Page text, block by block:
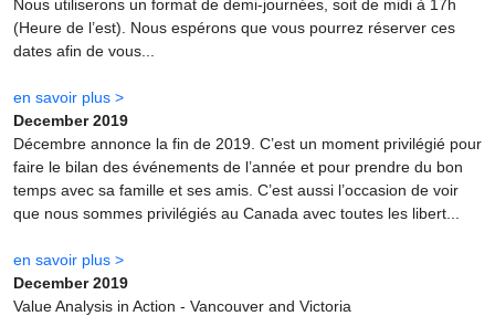
Nous utiliserons un format de demi-journées, soit de midi à 17h
(Heure de l’est). Nous espérons que vous pourrez réserver ces
dates afin de vous...
en savoir plus >
December 2019
Décembre annonce la fin de 2019. C’est un moment privilégié pour
faire le bilan des événements de l’année et pour prendre du bon
temps avec sa famille et ses amis. C’est aussi l’occasion de voir
que nous sommes privilégiés au Canada avec toutes les libert...
en savoir plus >
December 2019
Value Analysis in Action - Vancouver and Victoria